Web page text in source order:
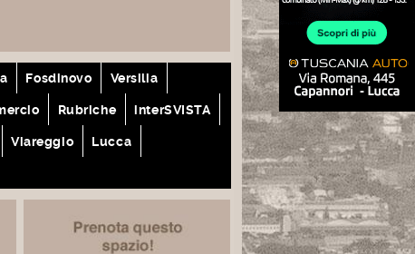
Fosdinovo Versilia
Rubriche interSVISTA
Viareggio Lucca